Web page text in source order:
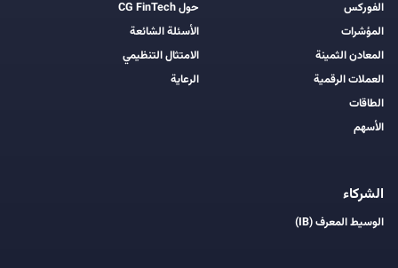
الفوركس
المؤشرات
المعادن الثمينة
العملات الرقمية
الطاقات
الأسهم
حول CG FinTech
الأسئلة الشائعة
الامتثال التنظيمي
الرعاية
الشركاء
الوسيط المعرف (IB)